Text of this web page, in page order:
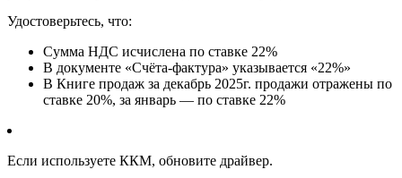
Удостоверьтесь, что:
Сумма НДС исчислена по ставке 22%
В документе «Счёта-фактура» указывается «22%»
В Книге продаж за декабрь 2025г. продажи отражены по
ставке 20%, за январь — по ставке 22%
Если используете ККМ, обновите драйвер.